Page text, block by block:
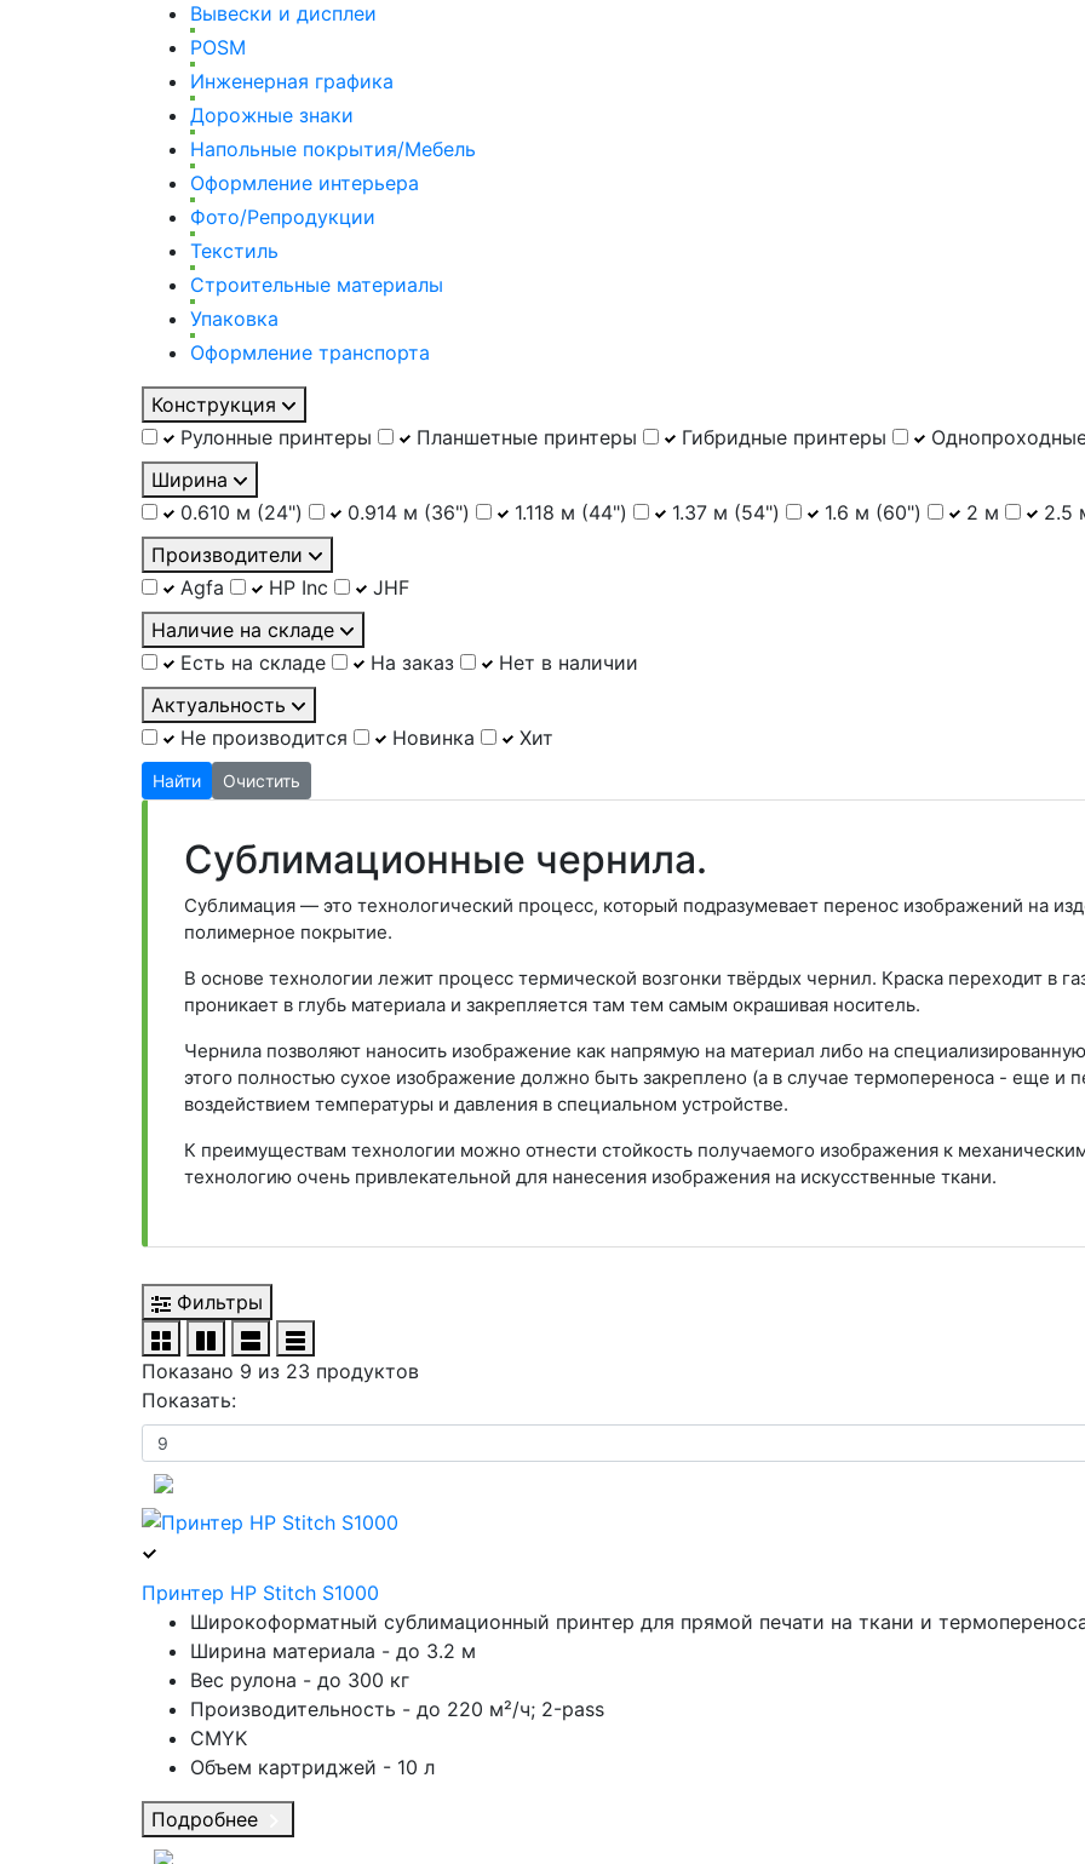
Вывески и дисплеи
POSM
Инженерная графика
Дорожные знаки
Напольные покрытия/Мебель
Оформление интерьера
Фото/Репродукции
Текстиль
Строительные материалы
Упаковка
Оформление транспорта
Конструкция
Рулонные принтеры
Планшетные принтеры Гибридные принтеры
Ширина
0.610 м (24")
0.914 м (36") 1.118 м (44") 1.37 м (54") 1.6 м (60") 2 м
2.5
Производители
Agfa
HP Inc
JHF
Наличие на складе
Есть на складе
На заказ
Нет в наличии
Актуальность
Не производится
Новинка Хит
Найти Очистить
Сублимационные чернила.
Сублимация — это технологический процесс, который подразумевает перенос изображений на
полимерное покрытие.
В основе технологии лежит процесс термической возгонки твёрдых чернил. Краска переходит в
проникает в глубь материала и закрепляется там тем самым окрашивая носитель.
Чернила позволяют наносить изображение как напрямую на материал либо на
этого полностью сухое изображение должно быть закреплено (а в случае термопереноса - еще и
воздействием температуры и давления в специальном устройстве.
К преимуществам технологии можно отнести стойкость получаемого изображения к
технологию очень привлекательной для нанесения изображения на искусственные ткани.
Фильтры
Показано 9 из 23 продуктов
Показать:
Принтер HP Stitch S1000
Широкоформатный сублимационный принтер для прямой печати на ткани и
Ширина материала - до 3.2 м
Вес рулона - до 300 кг
Производительность - до 220 м²/ч; 2-pass
CMYK
Объем картриджей - 10 л
Подробнее